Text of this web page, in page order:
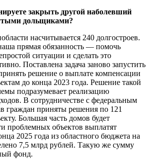
закрыть другой наболевший
дольщиками?
насчитывается 240 долгостроев.
прямая обязанность — помочь
ситуации и сделать это
Поставлена задача заново запустить
решение о выплате компенсации
до конца 2023 года. Решение такой
подразумевает реализацию
В сотрудничестве с федеральным
граждан приняты решения по 121
Большая часть домов будет
проблемных объектов выплатят
2025 года из областного бюджета на
7,5 млрд рублей. Такую же сумму
фонд.